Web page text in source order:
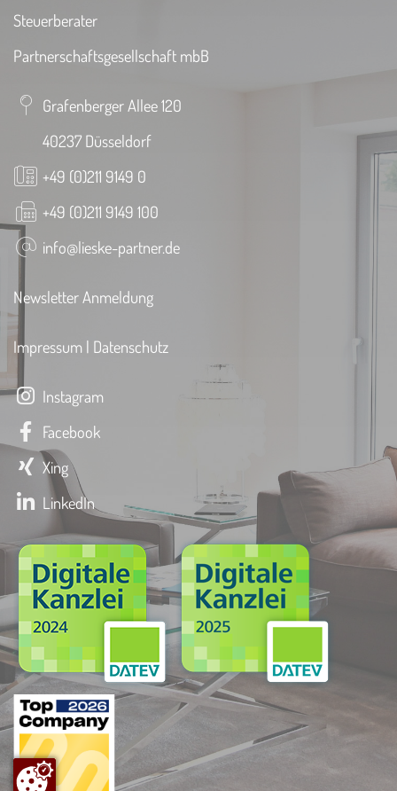
Steuerberater
Partnerschaftsgesellschaft mbB
Grafenberger Allee 120
40237 Düsseldorf
+49 (0)211 9149 0
+49 (0)211 9149 100
info@lieske-partner.de
Newsletter Anmeldung
Impressum | Datenschutz
Instagram
Facebook
Xing
LinkedIn